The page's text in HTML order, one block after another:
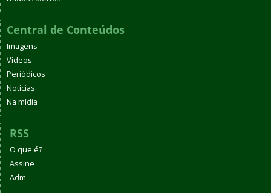
Central de Conteúdos
Imagens
Vídeos
Periódicos
Notícias
Na mídia
RSS
O que é?
Assine
Adm